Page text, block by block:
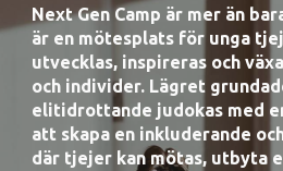
Next Gen Camp är mer än
är en mötesplats för unga
utvecklas, inspireras och
och individer. Lägret
elitidrottande judokas med
att skapa en inkluderande
där tjejer kan mötas, utbyta